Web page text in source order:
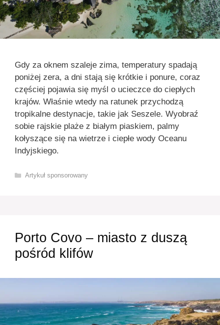
Gdy za oknem szaleje zima, temperatury spadają
poniżej zera, a dni stają się krótkie i ponure, coraz
częściej pojawia się myśl o ucieczce do ciepłych
krajów. Właśnie wtedy na ratunek przychodzą
tropikalne destynacje, takie jak Seszele. Wyobraź
sobie rajskie plaże z białym piaskiem, palmy
kołyszące się na wietrze i ciepłe wody Oceanu
Indyjskiego.
Kategorie
Artykuł sponsorowany
Porto Covo – miasto z duszą
pośród klifów